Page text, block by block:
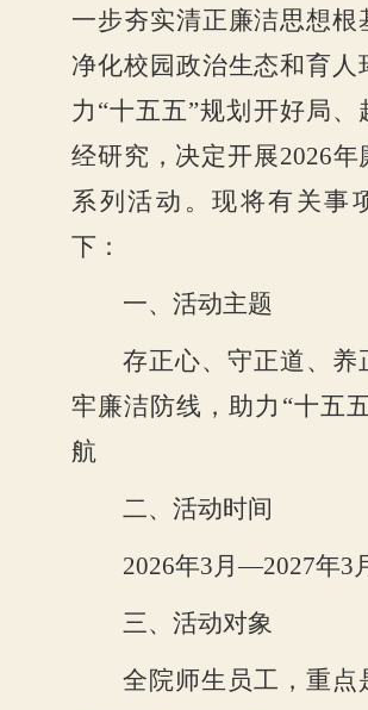
一步夯实清正廉洁思想根
净化校园政治生态和育人
力 “十五五”规划开好局、
经研究，决定开展2026年
系列活动。现将有关事
下：
一、活动主题
存正心、守正道、养
牢廉洁防线，助力 “十五
航
二、活动时间
2026年3月—2027年3
三、活动对象
全院师生员工，重点